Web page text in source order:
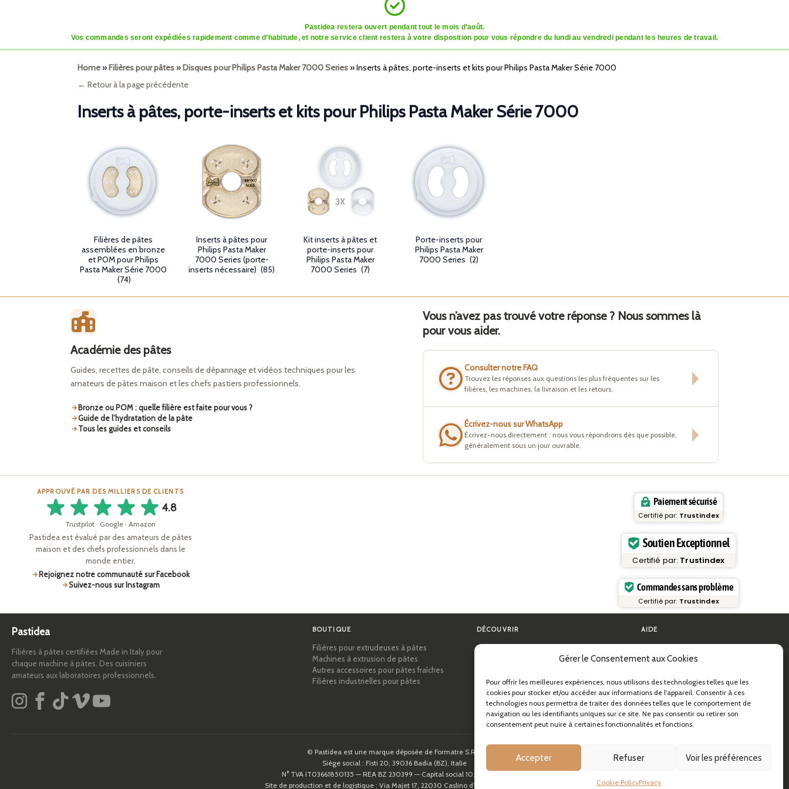
Gérer le Consentement aux Cookies
Pour offrir les meilleures expériences, nous utilisons des technologies telles que les
cookies pour stocker et/ou accéder aux informations de l'appareil. Consentir à ces
technologies nous permettra de traiter des données telles que le comportement de
navigation ou les identifiants uniques sur ce site. Ne pas consentir ou retirer son
consentement peut nuire à certaines fonctionnalités et fonctions.
Accepter Refuser Voir les préférences
Cookie PolicyPrivacy
Pastidea restera ouvert pendant tout le mois d’août.
Vos commandes seront expédiées rapidement comme d’habitude, et notre service client restera à votre disposition pour vous répondre du lundi au vendredi pendant les heures de travail.
Home»Filières pour pâtes»Disques pour Philips Pasta Maker 7000 Series»Inserts à pâtes, porte-inserts et kits pour Philips Pasta Maker Série 7000
← Retour à la page précédente
Inserts à pâtes, porte-inserts et kits pour Philips Pasta Maker Série 7000
Filières de pâtes
assemblées en bronze
et POM pour Philips
Pasta Maker Série 7000
(74)
Inserts à pâtes pour
Philips Pasta Maker
7000 Series (porte-
inserts nécessaire) (85)
Kit inserts à pâtes et
porte-inserts pour
Philips Pasta Maker
7000 Series (7)
Porte-inserts pour
Philips Pasta Maker
7000 Series (2)
Académie des pâtes
Guides, recettes de pâte, conseils de dépannage et vidéos techniques pour les
amateurs de pâtes maison et les chefs pastiers professionnels.
Bronze ou POM : quelle filière est faite pour vous ?
Guide de l’hydratation de la pâte
Tous les guides et conseils
Vous n’avez pas trouvé votre réponse ? Nous sommes là
pour vous aider.
Consulter notre FAQ
Trouvez les réponses aux questions les plus fréquentes sur les
filières, les machines, la livraison et les retours.
Écrivez-nous sur WhatsApp
Écrivez-nous directement : nous vous répondrons dès que possible,
généralement sous un jour ouvrable.
APPROUVÉ PAR DES MILLIERS DE CLIENTS
4.8
Trustpilot · Google · Amazon
Pastidea est évalué par des amateurs de pâtes
maison et des chefs professionnels dans le
monde entier.
Rejoignez notre communauté sur Facebook
Suivez-nous sur Instagram
Paiement sécurisé
Certifié par: Trustindex
Soutien Exceptionnel
Certifié par: Trustindex
Commandes sans problème
Certifié par: Trustindex
Pastidea
Filières à pâtes certifiées Made in Italy pour
chaque machine à pâtes. Des cuisiniers
amateurs aux laboratoires professionnels.
BOUTIQUE
Filières pour extrudeuses à pâtes
Machines à extrusion de pâtes
Autres accessoires pour pâtes fraîches
Filières industrielles pour pâtes
DÉCOUVRIR
Certifications
Recettes
Professionnels & B2B
À propos de Pastidea
AIDE
Contactez-nous
Infos livraison
Retours
© Pastidea est une marque déposée de Formatre S.R.L.
Siège social : Fisti 20, 39036 Badia (BZ), Italie
N° TVA IT03661850135 — REA BZ 230399 — Capital social 10.000,00€
Site de production et de logistique : Via Majet 17, 22030 Caslino d’Erba (CO), Italie